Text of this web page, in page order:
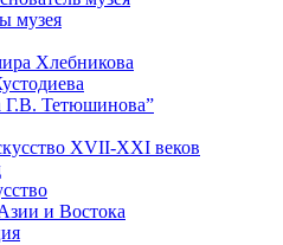
музея
Хлебникова
Тетюшинова”
XVII-XXI веков
и Востока